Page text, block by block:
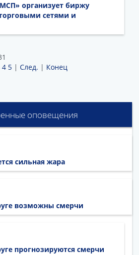
организует биржу
сетями и
4 5 | След. | Конец
оповещения
сильная жара
возможны смерчи
прогнозируются смерчи